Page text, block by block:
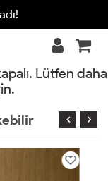
Lütfen daha